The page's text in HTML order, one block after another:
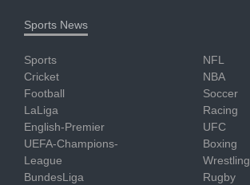
Sports News
Sports
Cricket
Football
LaLiga
English-Premier
UEFA-Champions-
League
BundesLiga
NFL
NBA
Soccer
Racing
UFC
Boxing
Wrestling
Rugby